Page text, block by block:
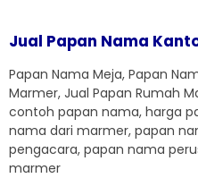
Jual Papan Nama
Papan Nama Meja, Papan
Marmer, Jual Papan Rumah
contoh papan nama, harga
nama dari marmer, papan
pengacara, papan nama
marmer